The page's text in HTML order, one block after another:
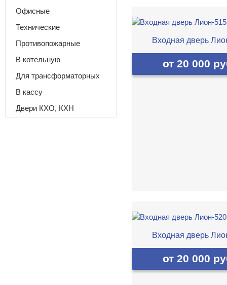
Офисные
Технические
Противопожарные
В котельную
Для трансформаторных
В кассу
Двери КХО, КХН
Входная дверь
от 20 000
Входная дверь
от 20 000